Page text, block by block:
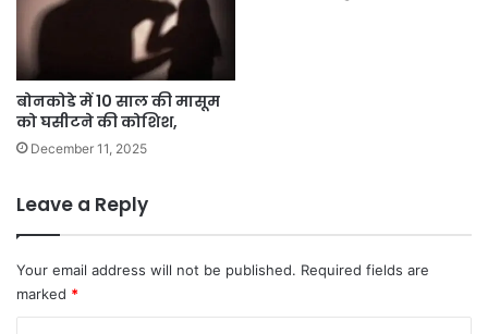
बोनकोडे में 10 साल की मासूम
को घसीटने की कोशिश,
December 11, 2025
Leave a Reply
Your email address will not be published. Required fields are
marked *